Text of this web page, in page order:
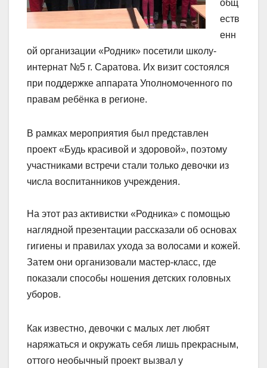
общ
еств
енн
ой организации «Родник» посетили школу-
интернат №5 г. Саратова. Их визит состоялся
при поддержке аппарата Уполномоченного по
правам ребёнка в регионе.
В рамках мероприятия был представлен
проект «Будь красивой и здоровой», поэтому
участниками встречи стали только девочки из
числа воспитанников учреждения.
На этот раз активистки «Родника» с помощью
наглядной презентации рассказали об основах
гигиены и правилах ухода за волосами и кожей.
Затем они организовали мастер-класс, где
показали способы ношения детских головных
уборов.
Как известно, девочки с малых лет любят
наряжаться и окружать себя лишь прекрасным,
оттого необычный проект вызвал у